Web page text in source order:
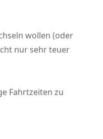
wollen (oder
nur sehr teuer
Fahrtzeiten zu